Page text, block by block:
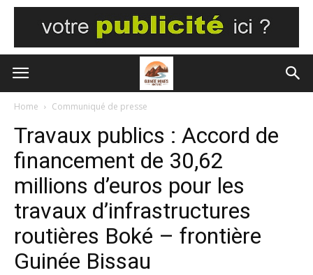
Home Communiqué de presse
Travaux publics : Accord de
financement de 30,62
millions d’euros pour les
travaux d’infrastructures
routières Boké – frontière
Guinée Bissau